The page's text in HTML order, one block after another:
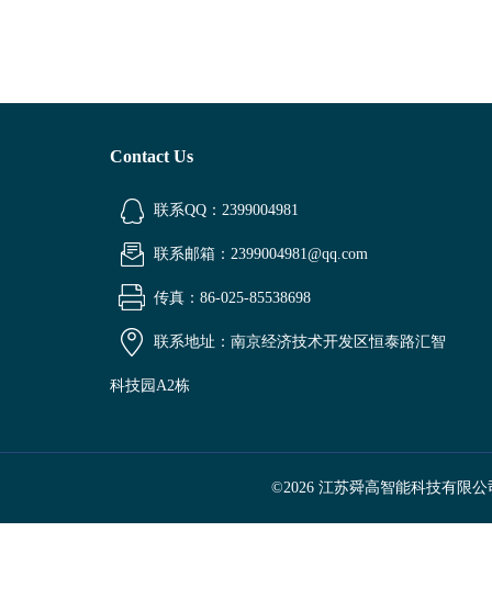
Contact Us
联系QQ：2399004981
联系邮箱：2399004981@qq.com
传真：86-025-85538698
联系地址：南京经济技术开发区恒泰路汇智
科技园A2栋
©2026 江苏舜高智能科技有限